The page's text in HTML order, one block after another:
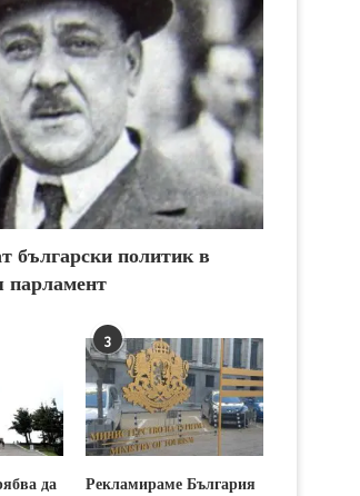
български политик в
парламент
да
3
Рекламираме България